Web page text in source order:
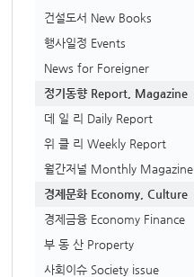
건설도서 New Books
행사일정 Events
News for Foreigner
정기동향 Report, Magazine
데 일 리 Daily Report
위 클 리 Weekly Report
월간저널 Monthly Magazine
경제문화 Economy, Culture
경제금융 Economy Finance
부 동 산 Property
사회이슈 Society issue